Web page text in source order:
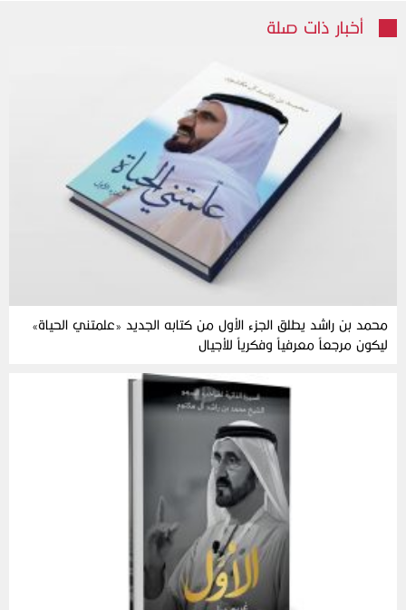
أخبار ذات صلة
محمد بن راشد يطلق الجزء الأول من كتابه الجديد «علمتني الحياة»
ليكون مرجعاً معرفياً وفكرياً للأجيال